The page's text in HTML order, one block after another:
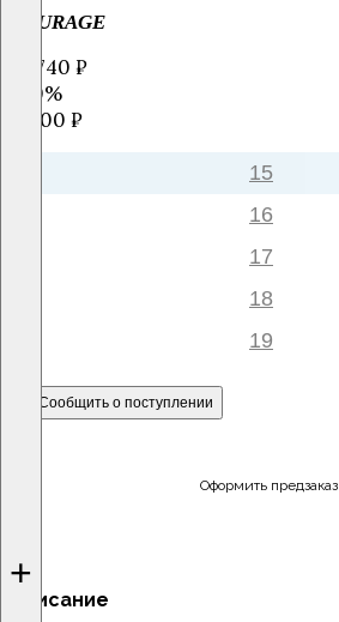
+
COURAGE
10 740 ₽
-40%
17900 ₽
15
16
17
18
19
Сообщить о поступлении
Оформить предзаказ
Описание